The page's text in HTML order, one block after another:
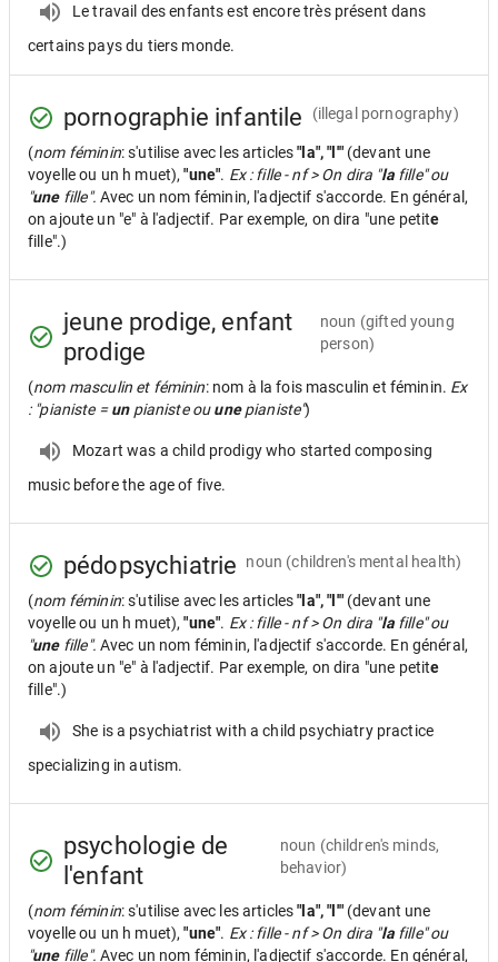
Le travail des enfants est encore très présent dans
certains pays du tiers monde.
pornographie infantile (illegal pornography)
(nom féminin: s'utilise avec les articles"la", "l'" (devant une
voyelle ou un h muet),"une". Ex : fille - nf > On dira "lafille" ou
"unefille". Avec un nom féminin, l'adjectif s'accorde. En général,
on ajoute un "e" à l'adjectif. Par exemple, on dira "une petite
fille".)
jeune prodige, enfant
prodige
noun (gifted young
person)
(nom masculin et féminin: nom à la fois masculin et féminin. Ex
: "pianiste =unpianiste ouunepianiste")
Mozart was a child prodigy who started composing
music before the age of five.
pédopsychiatrie noun (children's mental health)
(nom féminin: s'utilise avec les articles"la", "l'" (devant une
voyelle ou un h muet),"une". Ex : fille - nf > On dira "lafille" ou
"unefille". Avec un nom féminin, l'adjectif s'accorde. En général,
on ajoute un "e" à l'adjectif. Par exemple, on dira "une petite
fille".)
She is a psychiatrist with a child psychiatry practice
specializing in autism.
psychologie de
l'enfant
noun (children's minds,
behavior)
(nom féminin: s'utilise avec les articles"la", "l'" (devant une
voyelle ou un h muet),"une". Ex : fille - nf > On dira "lafille" ou
"unefille". Avec un nom féminin, l'adjectif s'accorde. En général,